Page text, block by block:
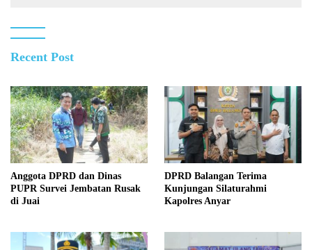
Recent Post
Anggota DPRD dan Dinas
PUPR Survei Jembatan Rusak
di Juai
DPRD Balangan Terima
Kunjungan Silaturahmi
Kapolres Anyar